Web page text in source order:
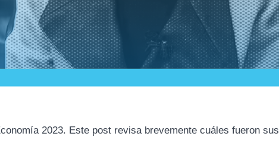
2023. Este post revisa brevemente cuáles fueron sus